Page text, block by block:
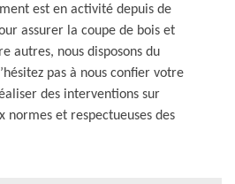
est en activité depuis de
assurer la coupe de bois et
autres, nous disposons du
pas à nous confier votre
des interventions sur
normes et respectueuses des